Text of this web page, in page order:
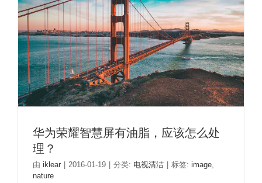
华为荣耀智慧屏有油脂，应该怎么处
理？
由 iklear 2016-01-19 分类: 电视清洁 标签: image,
nature